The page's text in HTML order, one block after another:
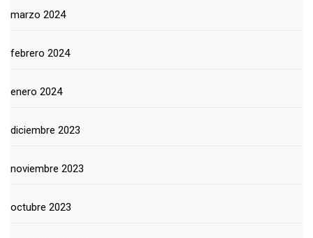
marzo 2024
febrero 2024
enero 2024
diciembre 2023
noviembre 2023
octubre 2023